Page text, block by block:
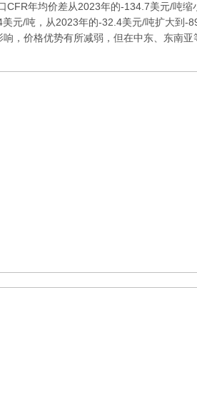
CFR年均价差从2023年的-134.7美元/吨缩
元/吨，从2023年的-32.4美元/吨扩大到-
，价格优势有所减弱，但在中东、东南